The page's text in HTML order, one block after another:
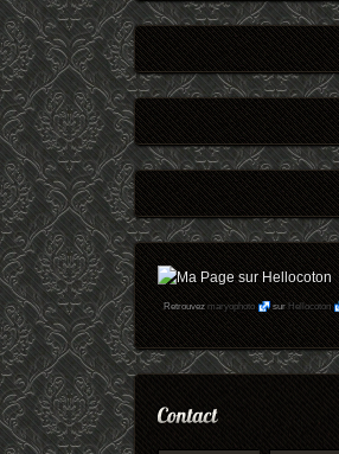
Retrouvezmaryophoto surHellocoton